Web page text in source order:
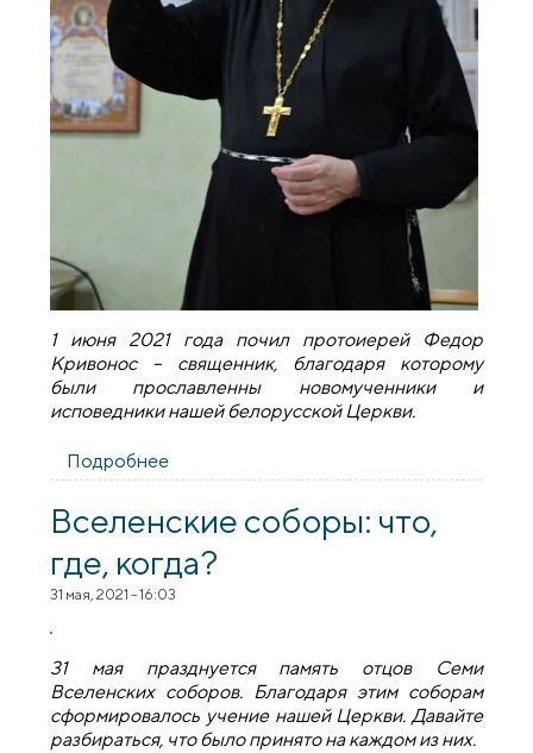
1 июня 2021 года почил протоиерей Федор
Кривонос – священник, благодаря которому
были прославленны новомученники и
исповедники нашей белорусской Церкви.
Подробнее
Вселенские соборы: что,
где, когда?
31 мая, 2021 - 16:03
31 мая празднуется память отцов Семи
Вселенских соборов. Благодаря этим соборам
сформировалось учение нашей Церкви. Давайте
разбираться, что было принято на каждом из них.